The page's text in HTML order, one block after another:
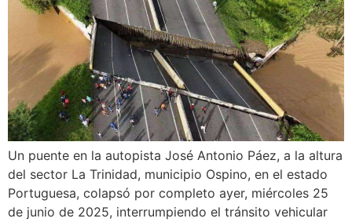
Un puente en la autopista José Antonio Páez, a la altura
del sector La Trinidad, municipio Ospino, en el estado
Portuguesa, colapsó por completo ayer, miércoles 25
de junio de 2025, interrumpiendo el tránsito vehicular